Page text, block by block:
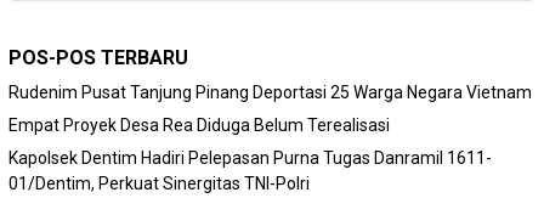
POS-POS TERBARU
Rudenim Pusat Tanjung Pinang Deportasi 25 Warga Negara Vietnam
Empat Proyek Desa Rea Diduga Belum Terealisasi
Kapolsek Dentim Hadiri Pelepasan Purna Tugas Danramil 1611-
01/Dentim, Perkuat Sinergitas TNI-Polri